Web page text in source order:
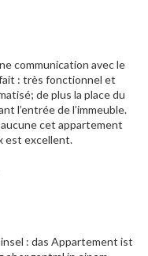
communication avec le
: très fonctionnel et
de plus la place du
l’entrée de l’immeuble.
cet appartement
est excellent.
: das Appartement ist